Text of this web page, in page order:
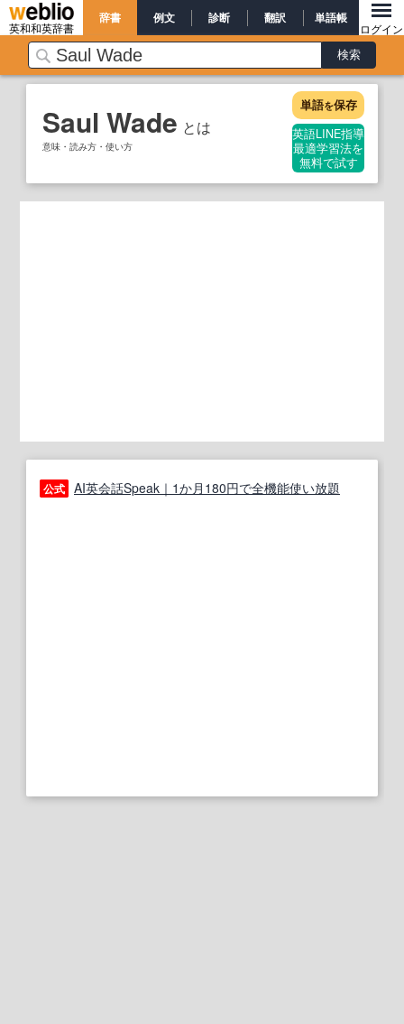
英和和英辞書
辞書 例文 診断 翻訳 単語帳
ログイン
Saul Wade とは
意味・読み方・使い方
単語を保存
英語LINE指導
最適学習法を
無料で試す
公式 AI英会話Speak｜1か月180円で全機能使い放題